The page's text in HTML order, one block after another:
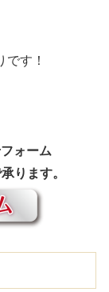
す！
ォーム
ります。